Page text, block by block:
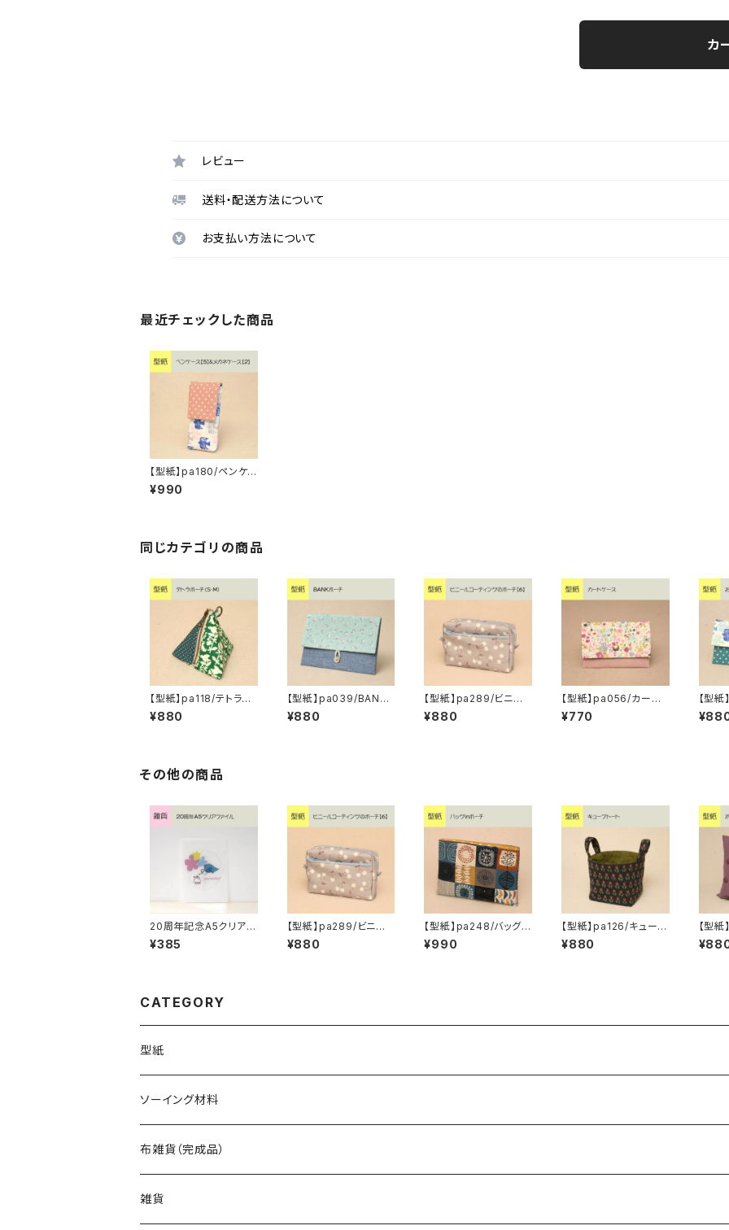
カ
レビュー
送料・配送方法について
お支払い方法について
最近チェックした商品
【型紙】pa180/ペンケ
ース【5】&メガネケース
【2】
¥990
同じカテゴリの商品
【型紙】pa118/テトラポ
ーチ（S・M）
¥880
【型紙】pa039/BANK
ポーチ
¥880
【型紙】pa289/ビニー
ルコーティングのポーチ
【6】
¥880
【型紙】pa056/カード
ケース
¥770
【型
ーチ【
その他の商品
20周年記念A5クリアフ
ァイル
¥385
【型紙】pa289/ビニー
ルコーティングのポーチ
【6】
¥880
【型紙】pa248/バッグin
ポーチ
¥990
【型紙】pa126/キューブ
トート
¥880
【型
クッシ
CATEGORY
型紙
バッグ（型紙）
トートバッグ（型紙）
ショルダーバッグ（型紙）
ポーチ・ケース（型紙）
ファスナーポーチ（型紙）
巾着袋・布袋（型紙）
ソーイング材料
生地
キット
布雑貨（完成品）
バッグ
雑貨